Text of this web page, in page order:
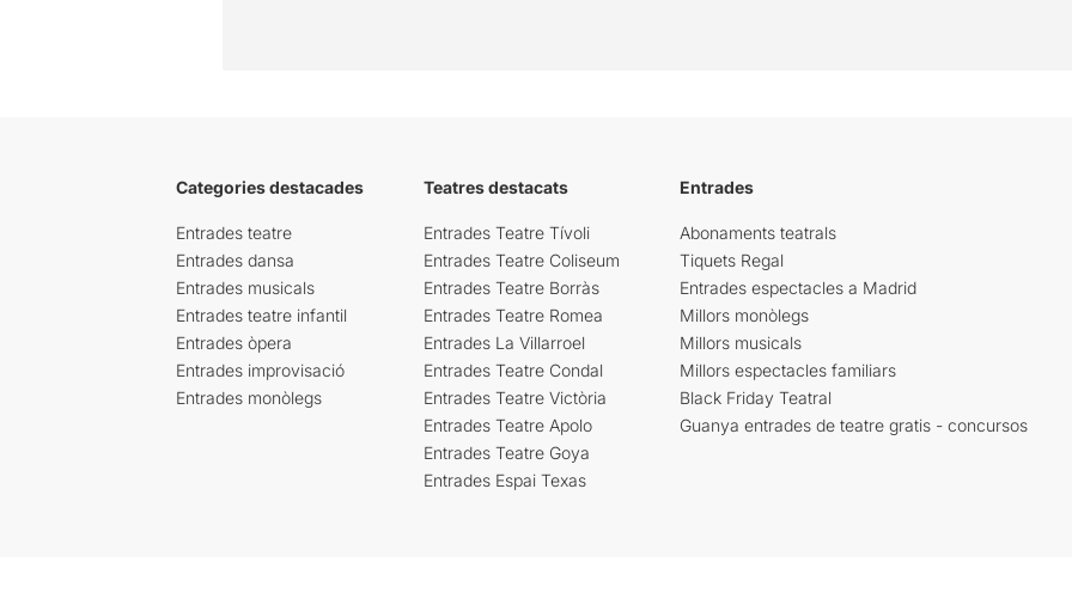
Categories destacades
Entrades teatre
Entrades dansa
Entrades musicals
Entrades teatre infantil
Entrades òpera
Entrades improvisació
Entrades monòlegs
Teatres destacats
Entrades Teatre Tívoli
Entrades Teatre Coliseum
Entrades Teatre Borràs
Entrades Teatre Romea
Entrades La Villarroel
Entrades Teatre Condal
Entrades Teatre Victòria
Entrades Teatre Apolo
Entrades Teatre Goya
Entrades Espai Texas
Entrades
Abonaments teatrals
Tiquets Regal
Entrades espectacles a Madrid
Millors monòlegs
Millors musicals
Millors espectacles familiars
Black Friday Teatral
Guanya entrades de teatre gratis - concursos